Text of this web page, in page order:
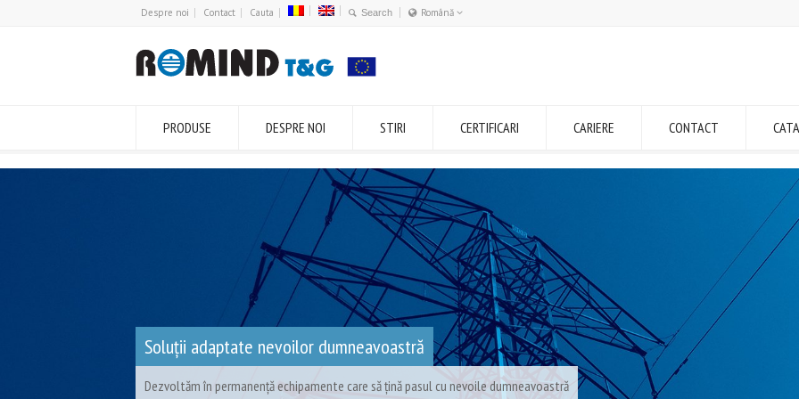
Despre noi Contact Cauta
Română
PRODUSE DESPRE NOI STIRI CERTIFICARI CARIERE CONTACT
Soluții adaptate nevoilor dumneavoastră
Dezvoltăm în permanență echipamente care să țină pasul cu nevoile dumneavoastră